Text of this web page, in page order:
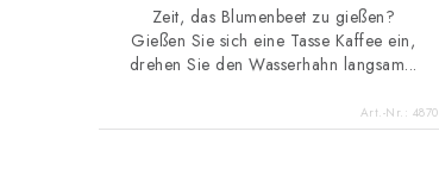
Zeit, das Blumenbeet zu gießen?
Gießen Sie sich eine Tasse Kaffee ein,
drehen Sie den Wasserhahn langsam...
Art.-Nr.: 4870